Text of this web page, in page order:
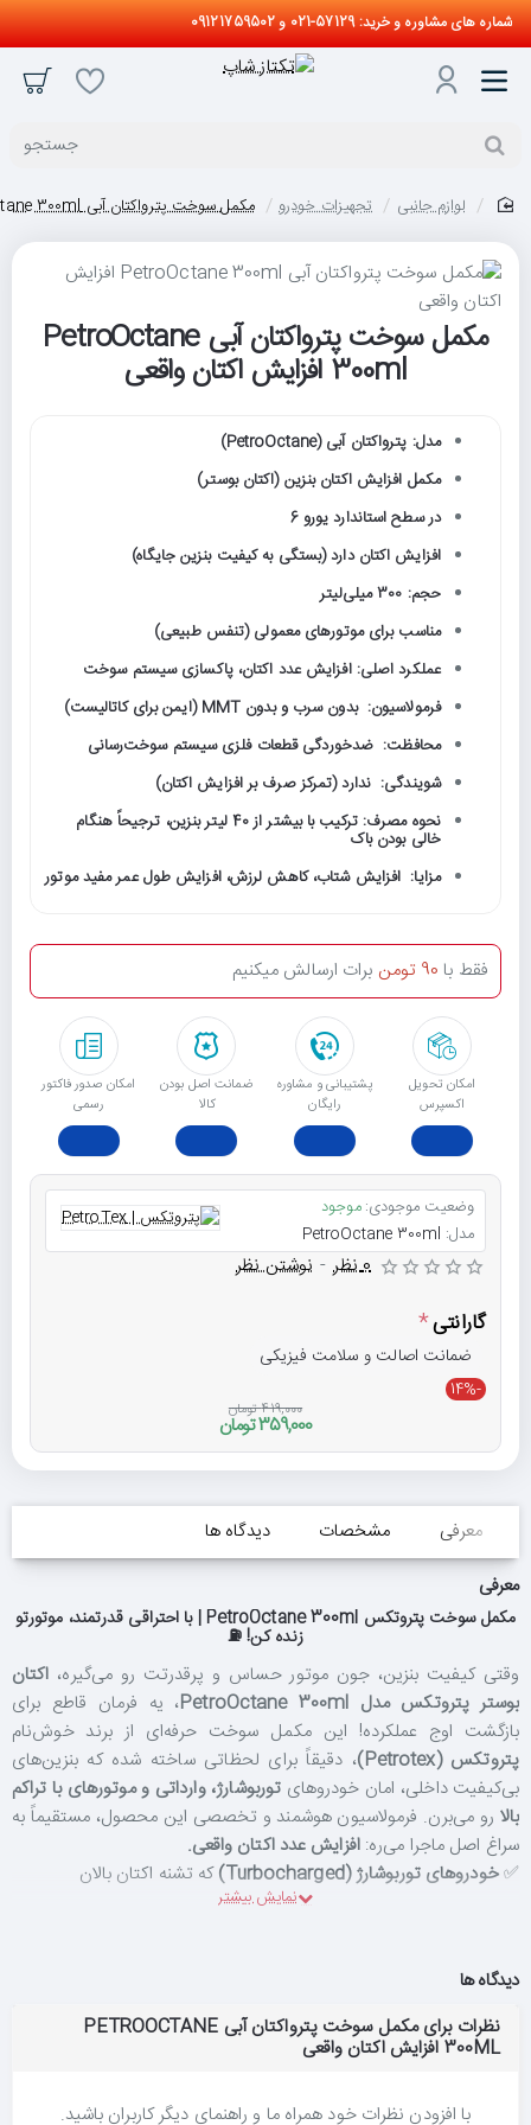
شماره های مشاوره و خرید: 57129-021 و 09121759502
جستجو
لوازم جانبی تجهیزات خودرو مکمل سوخت پترواکتان آبی PetroOctane 300ml افزایش اکتان واقعی
حراج
مکمل سوخت پترواکتان آبی PetroOctane
300ml افزایش اکتان واقعی
مدل: پترواکتان آبی (PetroOctane)
مکمل افزایش اکتان بنزین (اکتان بوستر)
در سطح استاندارد یورو 6
افزایش اکتان دارد (بستگی به کیفیت بنزین جایگاه)
حجم: 300 میلی‌لیتر
مناسب برای موتورهای معمولی (تنفس طبیعی)
عملکرد اصلی: افزایش عدد اکتان، پاکسازی سیستم سوخت
فرمولاسیون: بدون سرب و بدون MMT (ایمن برای کاتالیست)
محافظت: ضدخوردگی قطعات فلزی سیستم سوخت‌رسانی
شویندگی: ندارد (تمرکز صرف بر افزایش اکتان)
نحوه مصرف: ترکیب با بیشتر از 40 لیتر بنزین، ترجیحاً هنگام
خالی بودن باک
مزایا: افزایش شتاب، کاهش لرزش، افزایش طول عمر مفید موتور
امکان تحویل
اکسپرس
پشتیبانی و مشاوره
رایگان
ﺿﻤﺎﻧﺖ اﺻﻞ ﺑﻮدن
ﮐﺎﻟﺎ
امکان صدور فاکتور
رسمی
فقط با 90 تومن برات ارسالش میکنیم
وضعیت موجودی:موجود
مدل: PetroOctane 300ml
0 نظر - نوشتن نظر
گارانتی
ضمانت اصالت و سلامت فیزیکی
-14%
359,000 تومان
419,000 تومان
معرفی مشخصات
دیدگاه ها
معرفی
مکمل سوخت پتروتکس PetroOctane 300ml | با احتراقی قدرتمند، موتورتو
زنده کن! ⛽
وقتی کیفیت بنزین، جون موتور حساس و پرقدرتت رو می‌گیره، اکتان
بوستر پتروتکس مدل PetroOctane 300ml
، یه فرمان قاطع برای
بازگشت اوج عملکرده! این مکمل سوخت حرفه‌ای از برند خوش‌نام
پتروتکس (Petrotex)
، دقیقاً برای لحظاتی ساخته شده که بنزین‌های
بی‌کیفیت داخلی، امان خودروهای توربوشارژ، وارداتی و موتورهای با تراکم
بالا رو می‌برن. فرمولاسیون هوشمند و تخصصی این محصول، مستقیماً به
سراغ اصل ماجرا می‌ره:افزایش عدد اکتان واقعی.
✅خودروهای توربوشارژ (Turbocharged)
که تشنه اکتان بالان
گوش‌خراش ناک و تق‌تق موتور
ضدخوردگیهوشمندش هم مثل یه سد دفاعی نامرئی، از قطعات فلزی
ظریف سیستم سوخت‌رسانی در برابر زنگ‌زدگی و خوردگی بنزین‌های
دیدگاه ها
نظرات برای مکمل سوخت پترواکتان آبی PETROOCTANE
300ML افزایش اکتان واقعی
با افزودن نظرات خود همراه ما و راهنمای دیگر کاربران باشید.